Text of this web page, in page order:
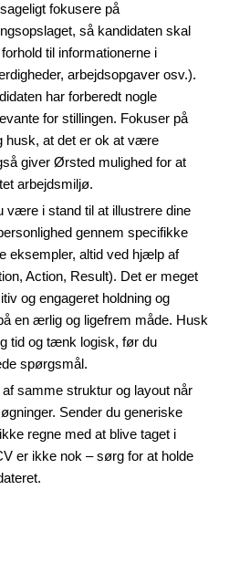
fokusere på
så kandidaten skal
til informationerne i
arbejdsopgaver osv.).
har forberedt nogle
for stillingen. Fokuser på
husk, at det er ok at være
giver Ørsted mulighed for at
arbejdsmiljø.
være i stand til at illustrere dine
gennem specifikke
eksempler, altid ved hjælp af
Action, Result). Det er meget
og engageret holdning og
en ærlig og ligefrem måde. Husk
tid og tænk logisk, før du
spørgsmål.
samme struktur og layout når
Sender du generiske
regne med at blive taget i
er ikke nok – sørg for at holde